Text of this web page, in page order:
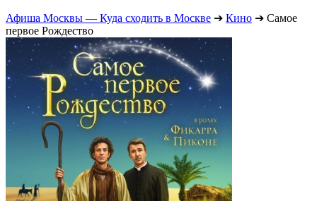
Афиша Москвы — Куда сходить в Москве ➔ Кино ➔ Самое
первое Рождество